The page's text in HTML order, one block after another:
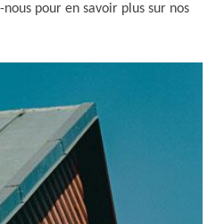
pour en savoir plus sur nos